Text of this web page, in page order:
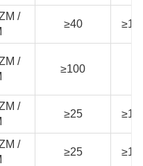
/
≥40
/
≥100
/
≥25
/
≥25